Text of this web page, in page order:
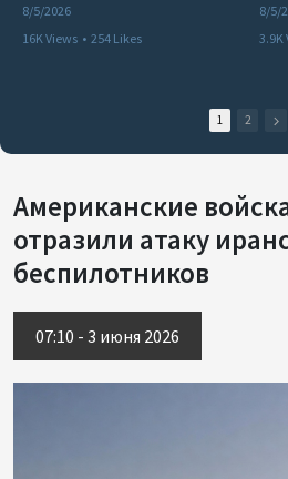
8/5/2026
16K Views • 254 Likes
8/5/
3.9K
1 2
Американские
отразили атаку
беспилотников
07:10 - 3 июня 2026